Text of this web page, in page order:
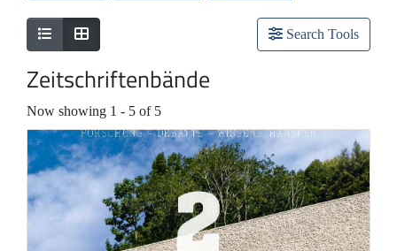
Search Tools
Zeitschriftenbände
Now showing 1 - 5 of 5